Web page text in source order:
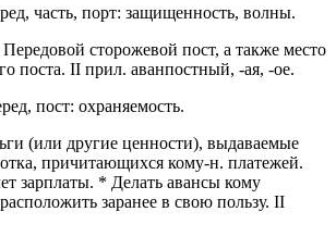
часть, порт: защищенность, волны.
сторожевой пост, а также место
поста. II прил. аванпостный, -ая, -ое.
пост: охраняемость.
(или другие ценности), выдаваемые
причитающихся кому-н. платежей.
зарплаты. * Делать авансы кому
заранее в свою пользу. II